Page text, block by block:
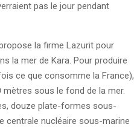
pas le jour pendant
la firme Lazurit pour
la mer de Kara. Pour produire
ce que consomme la France),
sous le fond de la mer.
douze plate-formes sous-
centrale nucléaire sous-marine